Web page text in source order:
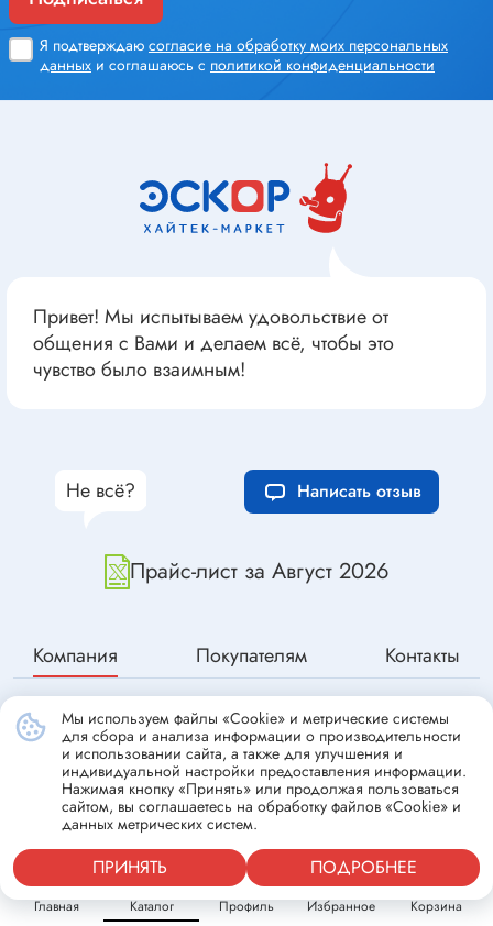
Главная Каталог Профиль Избранное Корзина
Я подтверждаю согласие на обработку моих персональных
данных и соглашаюсь с политикой конфиденциальности
Привет! Мы испытываем удовольствие от
общения с Вами и делаем всё, чтобы это
чувство было взаимным!
Прайс-лист за Август 2026
Не всё? Написать отзыв
Компания Покупателям Контакты
ЭСКОР
Бренды
Вакансии
Документы
Мы используем файлы «Cookie» и метрические системы
для сбора и анализа информации о производительности
и использовании сайта, а также для улучшения и
индивидуальной настройки предоставления информации.
Нажимая кнопку «Принять» или продолжая пользоваться
сайтом, вы соглашаетесь на обработку файлов «Cookie» и
данных метрических систем.
ПРИНЯТЬ ПОДРОБНЕЕ